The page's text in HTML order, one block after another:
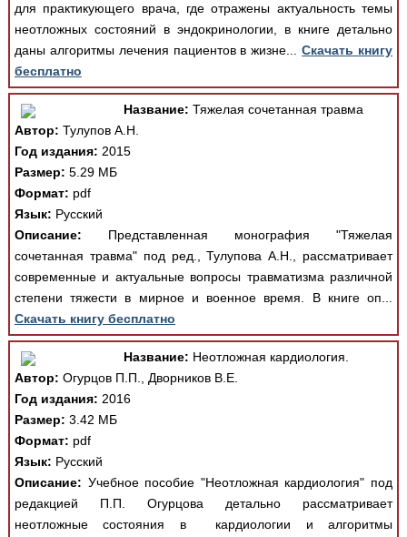
для практикующего врача, где отражены актуальность темы
неотложных состояний в эндокринологии, в книге детально
даны алгоритмы лечения пациентов в жизне...Скачать книгу
бесплатно
Название: Тяжелая сочетанная травма
Автор: Тулупов А.Н.
Год издания: 2015
Размер: 5.29 МБ
Формат: pdf
Язык: Русский
Описание: Представленная монография "Тяжелая
сочетанная травма" под ред., Тулупова А.Н., рассматривает
современные и актуальные вопросы травматизма различной
степени тяжести в мирное и военное время. В книге оп...
Скачать книгу бесплатно
Название: Неотложная кардиология.
Автор: Огурцов П.П., Дворников В.Е.
Год издания: 2016
Размер: 3.42 МБ
Формат: pdf
Язык: Русский
Описание: Учебное пособие "Неотложная кардиология" под
редакцией П.П. Огурцова детально рассматривает
неотложные состояния в кардиологии и алгоритмы